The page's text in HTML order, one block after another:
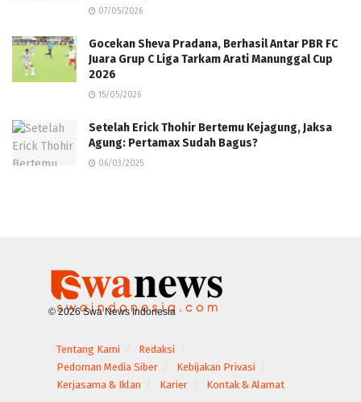
07/05/2026
Gocekan Sheva Pradana, Berhasil Antar PBR FC
Juara Grup C Liga Tarkam Arati Manunggal Cup
2026
15/05/2026
Setelah Erick Thohir Bertemu Kejagung, Jaksa
Agung: Pertamax Sudah Bagus?
06/03/2025
© 2026 Swa News Indonesia
Tentang Kami
Redaksi
Pedoman Media Siber
Kebijakan Privasi
Kerjasama & Iklan
Karier Kontak & Alamat